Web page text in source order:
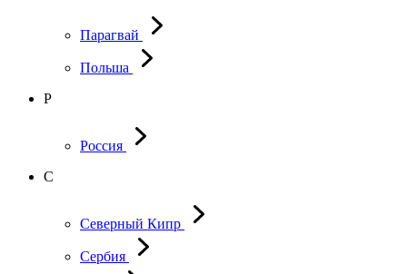
Парагвай
Польша
Р
Россия
С
Северный Кипр
Сербия